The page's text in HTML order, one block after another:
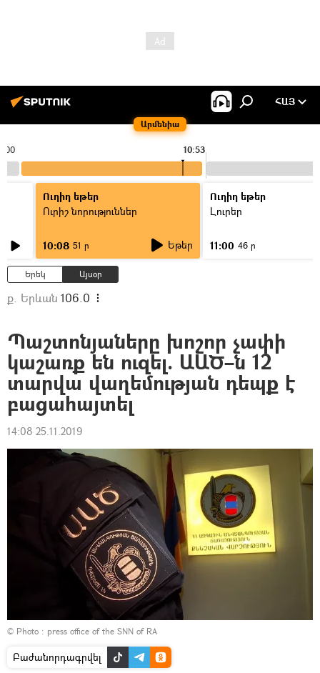
Արմենիա
ՀԱՅ
10:53
Ուղիղ եթեր
Ուրիշ նորություններ
10:08 51 ր Եթեր
Ուղիղ եթեր
Լուրեր
11:00 46 ր
Երեկ Այսօր
ք. Երևան 106.0
Պաշտոնյաները խոշոր չափի
կաշառք են ուզել. ԱԱԾ–ն 12
տարվա վաղեմության դեպք է
բացահայտել
14:08 25.11.2019
© Photo : press office of the SNN of RA
Բաժանորդագրվել